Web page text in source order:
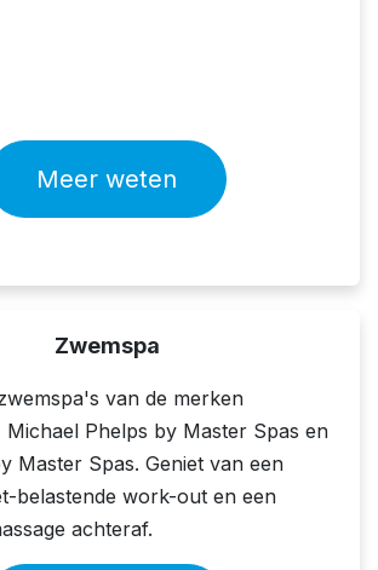
Meer weten​
Zwemspa
van de merken
Phelps by Master Spas en
Master Spas. Geniet van een
belastende work-out en een
achteraf.